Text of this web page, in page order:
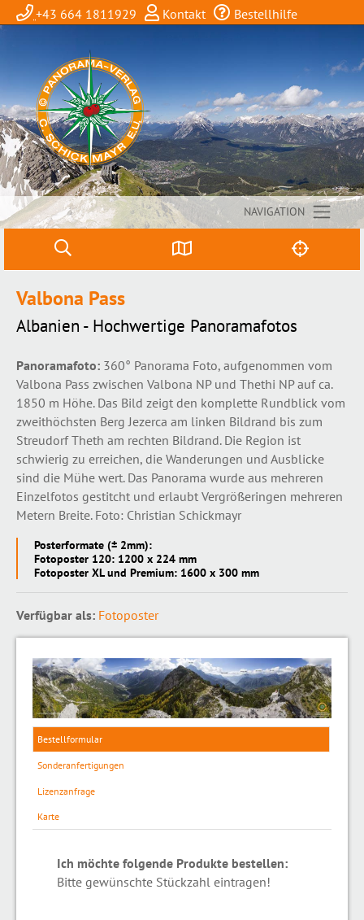
+43 664 1811929 Kontakt Bestellhilfe
NAVIGATION
Valbona Pass
Albanien - Hochwertige Panoramafotos
Panoramafoto: 360° Panorama Foto, aufgenommen vom
Valbona Pass zwischen Valbona NP und Thethi NP auf ca.
1850 m Höhe. Das Bild zeigt den komplette Rundblick vom
zweithöchsten Berg Jezerca am linken Bildrand bis zum
Streudorf Theth am rechten Bildrand. Die Region ist
schwierig zu erreichen, die Wanderungen und Ausblicke
sind die Mühe wert. Das Panorama wurde aus mehreren
Einzelfotos gestitcht und erlaubt Vergrößeringen mehreren
Metern Breite. Foto: Christian Schickmayr
Posterformate (± 2mm):
Fotoposter 120: 1200 x 224 mm
Fotoposter XL und Premium: 1600 x 300 mm
Verfügbar als: Fotoposter
Bestellformular
Sonderanfertigungen
Lizenzanfrage
Karte
Ich möchte folgende Produkte bestellen:
Bitte gewünschte Stückzahl eintragen!